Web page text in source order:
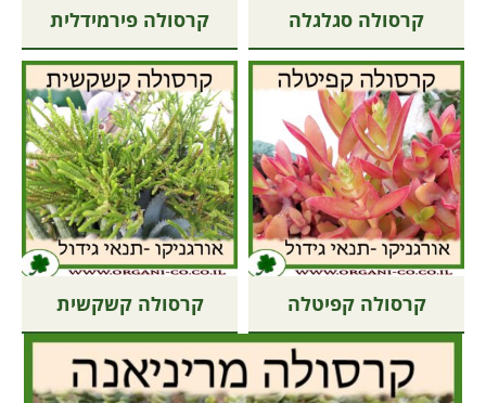
קרסולה סגלגלה קרסולה פירמידלית
קרסולה קפיטלה קרסולה קשקשית